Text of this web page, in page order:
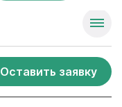
Оставить заявку